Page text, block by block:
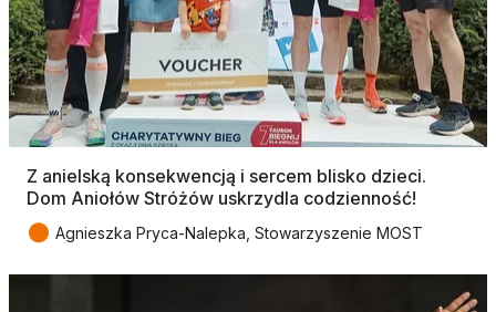
Z anielską konsekwencją i sercem blisko dzieci.
Dom Aniołów Stróżów uskrzydla codzienność!
● Agnieszka Pryca-Nalepka, Stowarzyszenie MOST